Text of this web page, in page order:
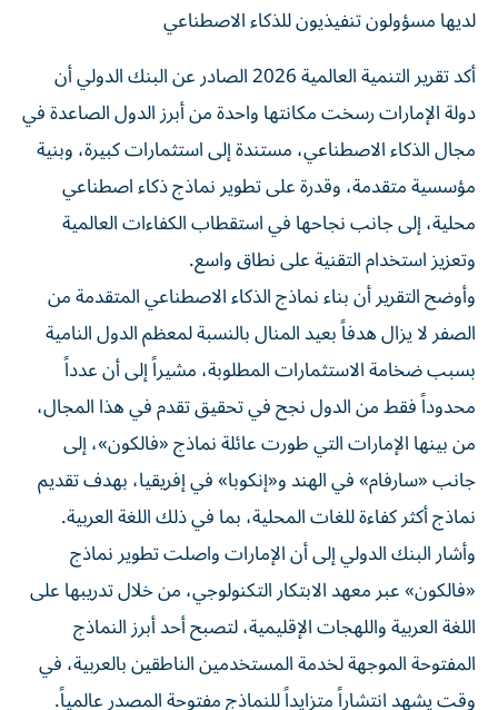
لديها مسؤولون تنفيذيون للذكاء الاصطناعي
أكد تقرير التنمية العالمية 2026 الصادر عن البنك الدولي أن
دولة الإمارات رسخت مكانتها واحدة من أبرز الدول الصاعدة في
مجال الذكاء الاصطناعي، مستندة إلى استثمارات كبيرة، وبنية
مؤسسية متقدمة، وقدرة على تطوير نماذج ذكاء اصطناعي
محلية، إلى جانب نجاحها في استقطاب الكفاءات العالمية
وتعزيز استخدام التقنية على نطاق واسع.
وأوضح التقرير أن بناء نماذج الذكاء الاصطناعي المتقدمة من
الصفر لا يزال هدفاً بعيد المنال بالنسبة لمعظم الدول النامية
بسبب ضخامة الاستثمارات المطلوبة، مشيراً إلى أن عدداً
محدوداً فقط من الدول نجح في تحقيق تقدم في هذا المجال،
من بينها الإمارات التي طورت عائلة نماذج «فالكون»، إلى
جانب «سارفام» في الهند و«إنكوبا» في إفريقيا، بهدف تقديم
نماذج أكثر كفاءة للغات المحلية، بما في ذلك اللغة العربية.
وأشار البنك الدولي إلى أن الإمارات واصلت تطوير نماذج
«فالكون» عبر معهد الابتكار التكنولوجي، من خلال تدريبها على
اللغة العربية واللهجات الإقليمية، لتصبح أحد أبرز النماذج
المفتوحة الموجهة لخدمة المستخدمين الناطقين بالعربية، في
وقت يشهد انتشاراً متزايداً للنماذج مفتوحة المصدر عالمياً.